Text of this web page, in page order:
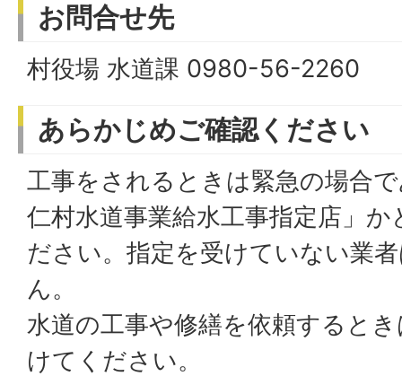
お問合せ先
村役場 水道課 0980-56-2260
あらかじめご確認ください
工事をされるときは緊急の場合
仁村水道事業給水工事指定店」
ださい。指定を受けていない業
ん。
水道の工事や修繕を依頼すると
けてください。